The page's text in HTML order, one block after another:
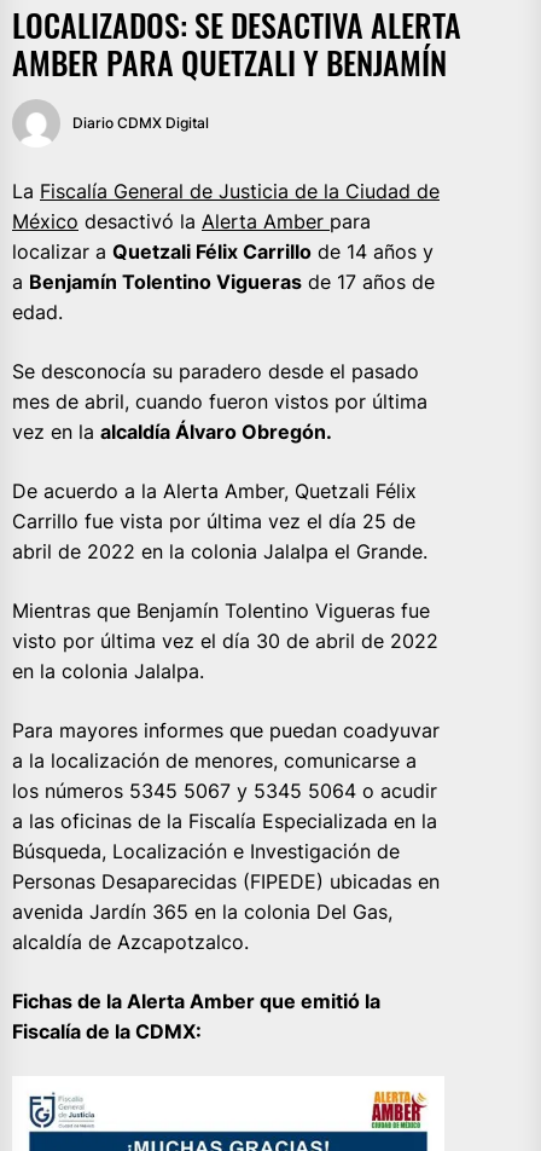
LOCALIZADOS: SE DESACTIVA ALERTA
AMBER PARA QUETZALI Y BENJAMÍN
Diario CDMX Digital
La Fiscalía General de Justicia de la Ciudad de
México desactivó la Alerta Amber para
localizar a Quetzali Félix Carrillo de 14 años y
a Benjamín Tolentino Vigueras de 17 años de
edad.
Se desconocía su paradero desde el pasado
mes de abril, cuando fueron vistos por última
vez en la alcaldía Álvaro Obregón.
De acuerdo a la Alerta Amber, Quetzali Félix
Carrillo fue vista por última vez el día 25 de
abril de 2022 en la colonia Jalalpa el Grande.
Mientras que Benjamín Tolentino Vigueras fue
visto por última vez el día 30 de abril de 2022
en la colonia Jalalpa.
Para mayores informes que puedan coadyuvar
a la localización de menores, comunicarse a
los números 5345 5067 y 5345 5064 o acudir
a las oficinas de la Fiscalía Especializada en la
Búsqueda, Localización e Investigación de
Personas Desaparecidas (FIPEDE) ubicadas en
avenida Jardín 365 en la colonia Del Gas,
alcaldía de Azcapotzalco.
Fichas de la Alerta Amber que emitió la
Fiscalía de la CDMX: